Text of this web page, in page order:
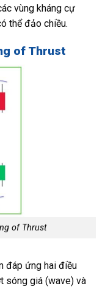
vùng kháng cự
thể đảo chiều.
of Thrust
of Thrust
đáp ứng hai điều
sóng giá (wave) và